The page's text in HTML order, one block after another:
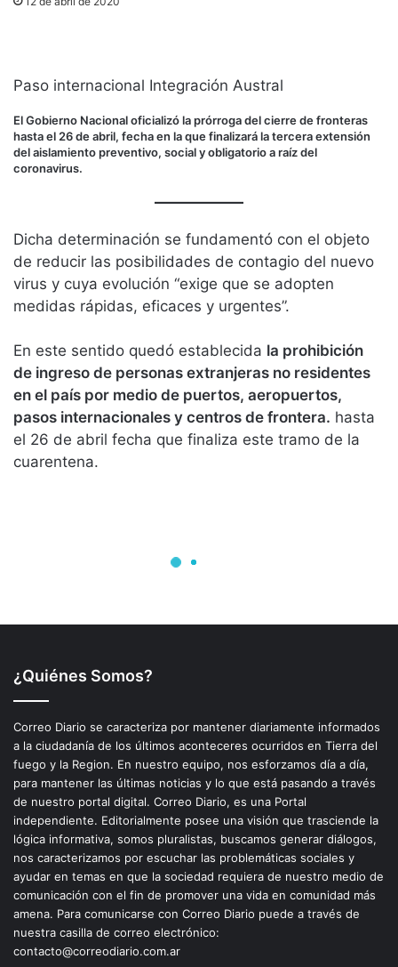
¿Quiénes Somos?
Correo Diario se caracteriza por mantener diariamente informados
a la ciudadanía de los últimos aconteceres ocurridos en Tierra del
fuego y la Region. En nuestro equipo, nos esforzamos día a día,
para mantener las últimas noticias y lo que está pasando a través
de nuestro portal digital. Correo Diario, es una Portal
independiente. Editorialmente posee una visión que trasciende la
lógica informativa, somos pluralistas, buscamos generar diálogos,
nos caracterizamos por escuchar las problemáticas sociales y
ayudar en temas en que la sociedad requiera de nuestro medio de
comunicación con el fin de promover una vida en comunidad más
amena. Para comunicarse con Correo Diario puede a través de
nuestra casilla de correo electrónico:
contacto@correodiario.com.ar